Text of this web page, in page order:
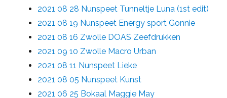
2021 08 28 Nunspeet Tunneltje Luna (1st edit)
2021 08 19 Nunspeet Energy sport Gonnie
2021 08 16 Zwolle DOAS Zeefdrukken
2021 09 10 Zwolle Macro Urban
2021 08 11 Nunspeet Lieke
2021 08 05 Nunspeet Kunst
2021 06 25 Bokaal Maggie May